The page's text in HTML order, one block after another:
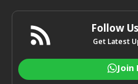
Follow
Get Latest
Join